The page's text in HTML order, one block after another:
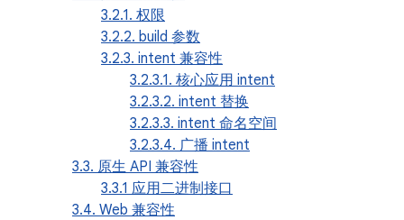
3.2.1. 权限
3.2.2. build 参数
3.2.3. intent 兼容性
3.2.3.1. 核心应用 intent
3.2.3.2. intent 替换
3.2.3.3. intent 命名空间
3.2.3.4. 广播 intent
3.3. 原生 API 兼容性
3.3.1 应用二进制接口
3.4. Web 兼容性